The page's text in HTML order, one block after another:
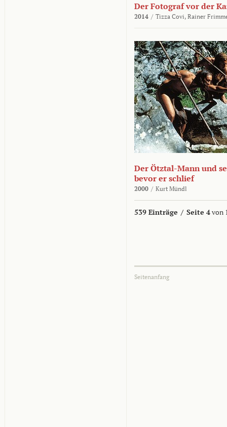
Der Fotograf vor der
2014 / Tizza Covi, Rainer
Der Ötztal-Mann und
bevor er schlief
2000 / Kurt Mündl
539 Einträge / Seite 4von
Seitenanfang